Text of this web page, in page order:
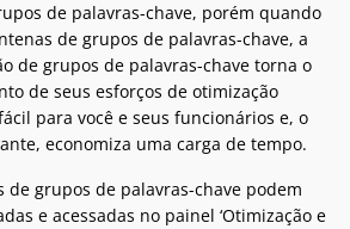
de palavras-chave, porém quando
de grupos de palavras-chave, a
de grupos de palavras-chave torna o
de seus esforços de otimização
para você e seus funcionários e, o
economiza uma carga de tempo.
de grupos de palavras-chave podem
e acessadas no painel ‘Otimização e